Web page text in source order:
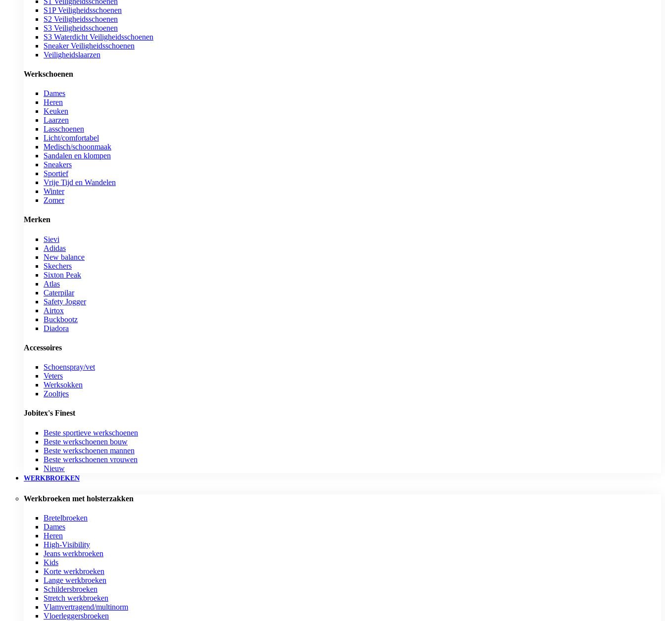
S1P Veiligheidsschoenen
S2 Veiligheidsschoenen
S3 Veiligheidsschoenen
S3 Waterdicht Veiligheidsschoenen
Sneaker Veiligheidsschoenen
Veiligheidslaarzen
Werkschoenen
Dames
Heren
Keuken
Laarzen
Lasschoenen
Licht/comfortabel
Medisch/schoonmaak
Sandalen en klompen
Sneakers
Sportief
Vrije Tijd en Wandelen
Winter
Zomer
Merken
Sievi
Adidas
New balance
Skechers
Sixton Peak
Atlas
Caterpilar
Safety Jogger
Airtox
Buckbootz
Diadora
Accessoires
Schoenspray/vet
Veters
Werksokken
Zooltjes
Jobitex's Finest
Beste sportieve werkschoenen
Beste werkschoenen bouw
Beste werkschoenen mannen
Beste werkschoenen vrouwen
Nieuw
WERKBROEKEN
Werkbroeken met holsterzakken
Bretelbroeken
Dames
Heren
High-Visibility
Jeans werkbroeken
Kids
Korte werkbroeken
Lange werkbroeken
Schildersbroeken
Stretch werkbroeken
Vlamvertragend/multinorm
Vloerleggersbroeken